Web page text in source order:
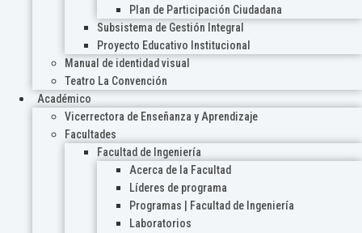
Plan de Participación Ciudadana
Subsistema de Gestión Integral
Proyecto Educativo Institucional
Manual de identidad visual
Teatro La Convención
Académico
Vicerrectora de Enseñanza y Aprendizaje
Facultades
Facultad de Ingeniería
Acerca de la Facultad
Líderes de programa
Programas | Facultad de Ingeniería
Laboratorios